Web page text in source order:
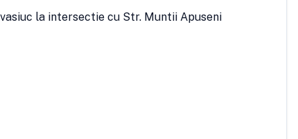
la intersectie cu Str. Muntii Apuseni